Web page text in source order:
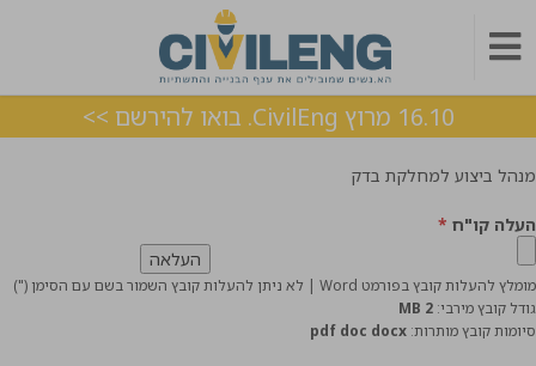
16.10 מרוץ CivilEng. בואו להירשם >>
מנהל ביצוע למחלקת בדק
העלה קו"ח *
מומלץ להעלות קובץ בפורמט Word | לא ניתן להעלות קובץ השמור בשם עם הסימן (")
גודל קובץ מירבי: 2 MB
סיומות קובץ מותרות: pdf doc docx